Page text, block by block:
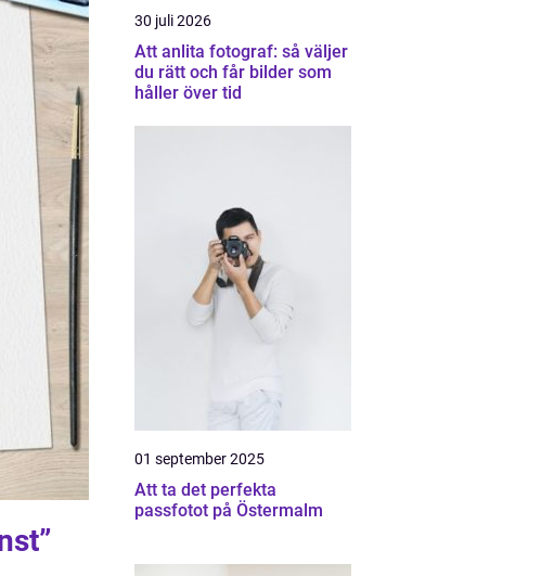
30 juli 2026
Att anlita fotograf: så väljer
du rätt och får bilder som
håller över tid
01 september 2025
Att ta det perfekta
passfotot på Östermalm